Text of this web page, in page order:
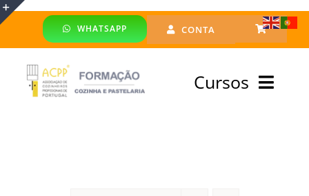
Skip
WHATSAPP CONTA
Cursos